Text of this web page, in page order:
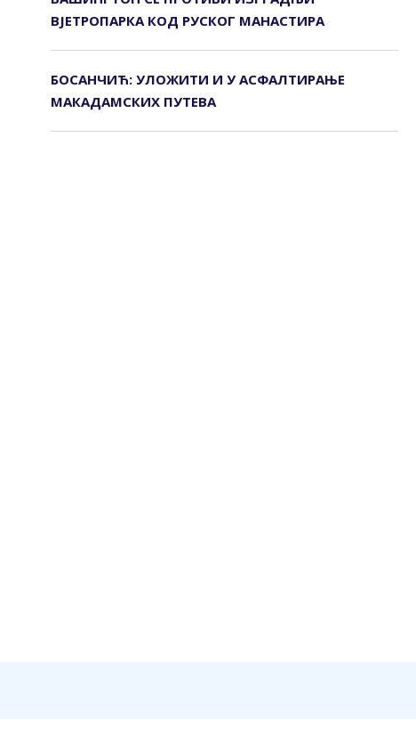
ВЈЕТРОПАРКА КОД РУСКОГ МАНАСТИРА
БОСАНЧИЋ: УЛОЖИТИ И У АСФАЛТИРАЊЕ
МАКАДАМСКИХ ПУТЕВА